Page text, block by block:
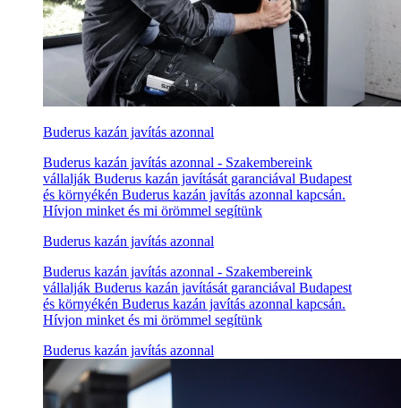
Buderus kazán javítás azonnal
Buderus kazán javítás azonnal - Szakembereink
vállalják Buderus kazán javítását garanciával Budapest
és környékén Buderus kazán javítás azonnal kapcsán.
Hívjon minket és mi örömmel segítünk
Buderus kazán javítás azonnal
Buderus kazán javítás azonnal - Szakembereink
vállalják Buderus kazán javítását garanciával Budapest
és környékén Buderus kazán javítás azonnal kapcsán.
Hívjon minket és mi örömmel segítünk
Buderus kazán javítás azonnal